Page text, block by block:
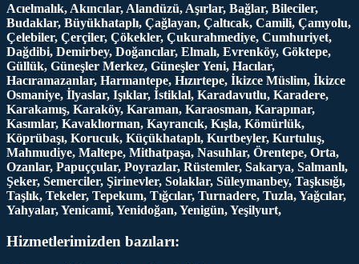
Acıelmalık, Akıncılar, Alandüzü, Aşırlar, Bağlar, Bileciler,
Budaklar, Büyükhataplı, Çağlayan, Çaltıcak, Camili, Çamyolu,
Çelebiler, Çerçiler, Çökekler, Çukurahmediye, Cumhuriyet,
Dağdibi, Demirbey, Doğancılar, Elmalı, Evrenköy, Göktepe,
Güllük, Güneşler Merkez, Güneşler Yeni, Hacılar,
Hacıramazanlar, Harmantepe, Hızırtepe, İkizce Müslim, İkizce
Osmaniye, İlyaslar, Işıklar, İstiklal, Karadavutlu, Karadere,
Karakamış, Karaköy, Karaman, Karaosman, Karapınar,
Kasımlar, Kavaklıorman, Kayrancık, Kışla, Kömürlük,
Köprübaşı, Korucuk, Küçükhataplı, Kurtbeyler, Kurtuluş,
Mahmudiye, Maltepe, Mithatpaşa, Nasuhlar, Örentepe, Orta,
Ozanlar, Papuççular, Poyrazlar, Rüstemler, Sakarya, Salmanlı,
Şeker, Semerciler, Şirinevler, Solaklar, Süleymanbey, Taşkısığı,
Taşlık, Tekeler, Tepekum, Tığcılar, Turnadere, Tuzla, Yağcılar,
Yahyalar, Yenicami, Yenidoğan, Yenigün, Yeşilyurt,
Hizmetlerimizden bazıları: